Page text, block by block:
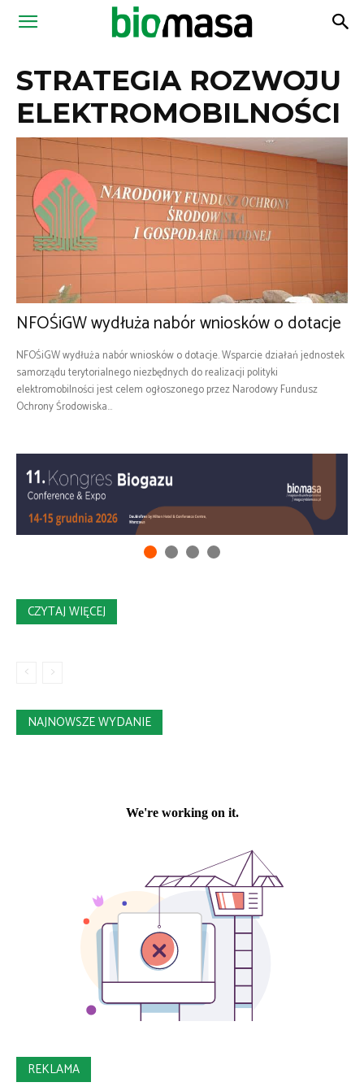
Magazyn
STRATEGIA ROZWOJU
ELEKTROMOBILNOŚCI
NFOŚiGW wydłuża nabór wniosków o dotacje
NFOŚiGW wydłuża nabór wniosków o dotacje. Wsparcie działań jednostek
samorządu terytorialnego niezbędnych do realizacji polityki
elektromobilności jest celem ogłoszonego przez Narodowy Fundusz
Ochrony Środowiska...
CZYTAJ WIĘCEJ
NAJNOWSZE WYDANIE
REKLAMA